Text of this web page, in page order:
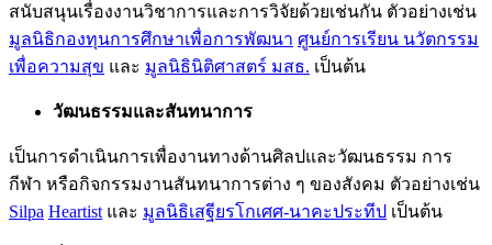
สนับสนุนเรื่องงานวิชาการและการวิจัยด้วยเช่นกัน ตัวอย่างเช่น
มูลนิธิกองทุนการศึกษาเพื่อการพัฒนา ศูนย์การเรียน นวัตกรรม
เพื่อความสุข และ มูลนิธินิติศาสตร์ มสธ. เป็นต้น
วัฒนธรรมและสันทนาการ
เป็นการดำเนินการเพื่องานทางด้านศิลปและวัฒนธรรม การ
กีฬา หรือกิจกรรมงานสันทนาการต่าง ๆ ของสังคม ตัวอย่างเช่น
Silpa Heartist และ มูลนิธิเสฐียรโกเศศ-นาคะประทีป เป็นต้น